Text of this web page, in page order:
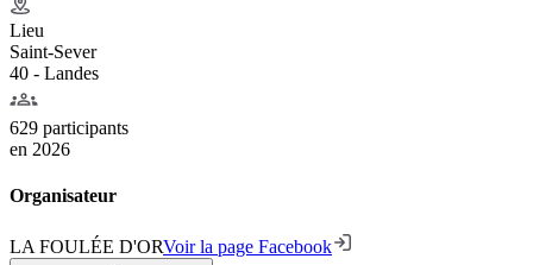
Lieu
Saint-Sever
40 - Landes
629 participants
en 2026
Organisateur
LA FOULÉE D'ORVoir la page Facebook